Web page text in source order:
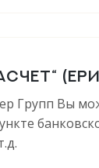
Групп Вы